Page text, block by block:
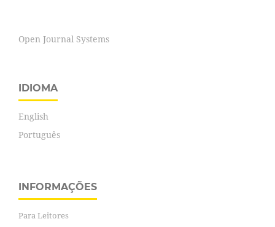
Open Journal Systems
IDIOMA
English
Português
INFORMAÇÕES
Para Leitores